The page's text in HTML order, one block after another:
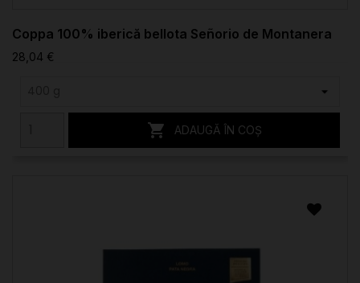
Coppa 100% iberică bellota Señorio de Montanera
28,04 €
 ADAUGĂ ÎN COȘ